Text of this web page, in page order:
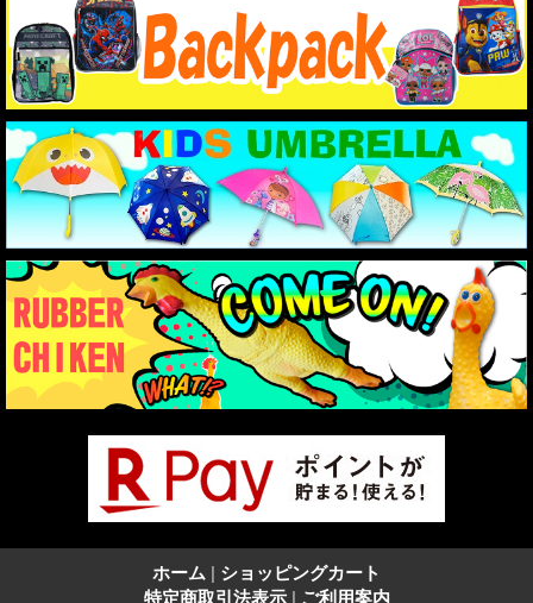
ホーム | ショッピングカート
特定商取引法表示 | ご利用案内